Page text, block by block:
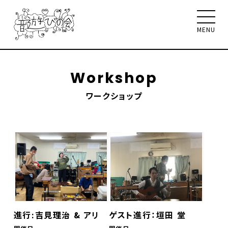
MENU
Select Language ▼
音遊びの会について
聴く、見る、読む
メンバー
サポート
お問合せ
Workshop
ワークショップ
進行:吉見理治 & アリ ゲスト進行：垣田 堂